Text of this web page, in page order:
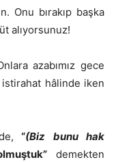
Onu bırakıp başka
alıyorsunuz!
azabımız gece
hâlinde iken
“(Biz bunu hak
demekten